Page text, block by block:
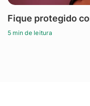
Fique protegido
5 min de leitura